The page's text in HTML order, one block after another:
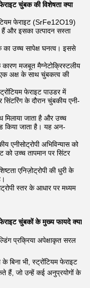
फेराइट चुंबक की विशेषता क्या
फेराइट (SrFe12O19)
और इसका उत्पादन सस्ता
उच्च सापेक्ष घनत्व। इससे
मजबूत मैग्नेटोक्रिस्टलीय
एक अक्ष के साथ चुंबकत्व की
फेराइट पाउडर में
सिंटरिंग के दौरान चुंबकीय एनी-
मिलाया जाता है और उच्च
किया जाता है। यह अन-
एनीसोट्रोपी अभिविन्यास को
को उच्च तापमान पर सिंटर
एनिज़ोट्रोपी की धुरी के
स्तर के आधार पर मध्यम
फेराइट चुंबकों के मुख्य फायदे क्या
प्रक्रिया अपेक्षाकृत सरल
बिना भी, स्ट्रोंटियम फेराइट
हैं, जो उन्हें कई अनुप्रयोगों के